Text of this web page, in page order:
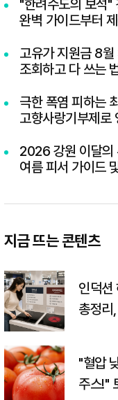
"한려수도의 보석"
완벽 가이드부터
고유가 지원금 8
조회하고 다 쓰는
극한 폭염 피하는
고향사랑기부제로
2026 강원 이달의
여름 피서 가이드
지금 뜨는 콘텐츠
인덕션
총정리
"혈압
주스!"